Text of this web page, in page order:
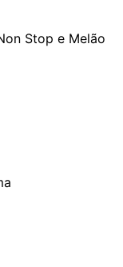
Stop e Melão